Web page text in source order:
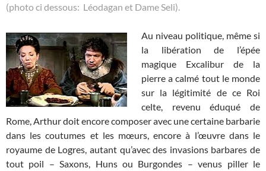
(photo ci dessous: Léodagan et Dame Seli).
Au niveau politique, même si
la libération de l’épée
magique Excalibur de la
pierre a calmé tout le monde
sur la légitimité de ce Roi
celte, revenu éduqué de
Rome, Arthur doit encore composer avec une certaine barbarie
dans les coutumes et les mœurs, encore à l’œuvre dans le
royaume de Logres, autant qu’avec des invasions barbares de
tout poil – Saxons, Huns ou Burgondes – venus piller le